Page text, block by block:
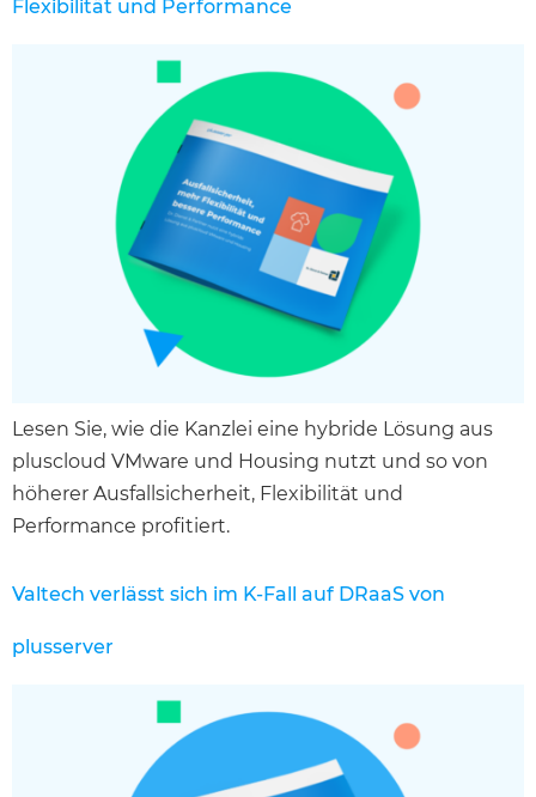
Flexibilität und Performance
Lesen Sie, wie die Kanzlei eine hybride Lösung aus
pluscloud VMware und Housing nutzt und so von
höherer Ausfallsicherheit, Flexibilität und
Performance profitiert.
Valtech verlässt sich im K-Fall auf DRaaS von
plusserver